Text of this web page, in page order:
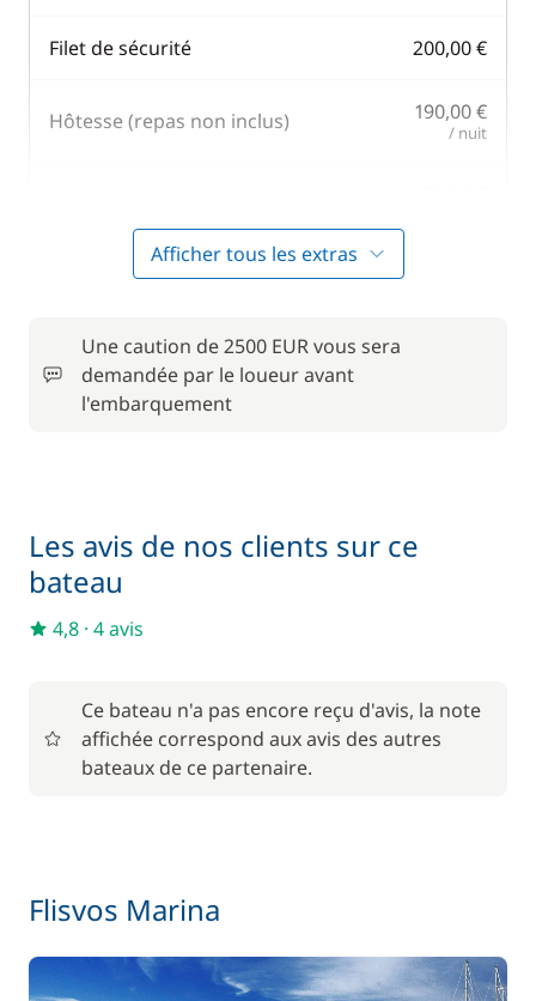
Filet de sécurité 200,00 €
Hôtesse (repas non inclus) 190,00 €
/ nuit
Moteur Hors Bord
Paddle
Afficher tous les extras
Une caution de 2500 EUR vous sera
demandée par le loueur avant
l'embarquement
Les avis de nos clients sur ce
bateau
4,8 · 4 avis
Ce bateau n'a pas encore reçu d'avis, la note
affichée correspond aux avis des autres
bateaux de ce partenaire.
Flisvos Marina